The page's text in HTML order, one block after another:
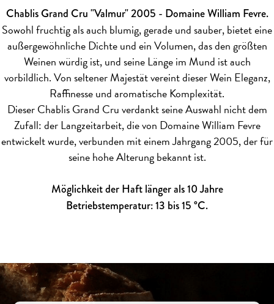
Chablis Grand Cru "Valmur" 2005 - Domaine William Fevre.
Sowohl fruchtig als auch blumig, gerade und sauber, bietet eine
außergewöhnliche Dichte und ein Volumen, das den größten
Weinen würdig ist, und seine Länge im Mund ist auch
vorbildlich. Von seltener Majestät vereint dieser Wein Eleganz,
Raffinesse und aromatische Komplexität.
Dieser Chablis Grand Cru verdankt seine Auswahl nicht dem
Zufall: der Langzeitarbeit, die von Domaine William Fevre
entwickelt wurde, verbunden mit einem Jahrgang 2005, der für
seine hohe Alterung bekannt ist.
Möglichkeit der Haft länger als 10 Jahre
Betriebstemperatur: 13 bis 15 °C.